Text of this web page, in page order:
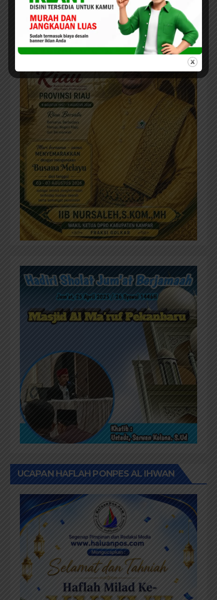
UCAPAN HAFLAH PONPES AL IHWAN